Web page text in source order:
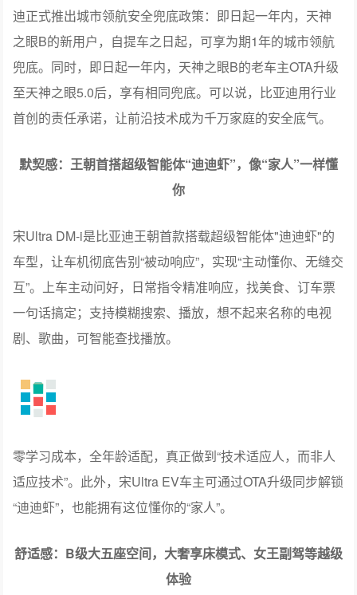
迪正式推出城市领航安全兜底政策：即日起一年内，天神
之眼B的新用户，自提车之日起，可享为期1年的城市领航
兜底。同时，即日起一年内，天神之眼B的老车主OTA升级
至天神之眼5.0后，享有相同兜底。可以说，比亚迪用行业
首创的责任承诺，让前沿技术成为千万家庭的安全底气。
默契感：王朝首搭超级智能体“迪迪虾”，像“家人”一样懂
你
宋Ultra DM-i是比亚迪王朝首款搭载超级智能体"迪迪虾"的
车型，让车机彻底告别“被动响应”，实现“主动懂你、无缝交
互”。上车主动问好，日常指令精准响应，找美食、订车票
一句话搞定；支持模糊搜索、播放，想不起来名称的电视
剧、歌曲，可智能查找播放。
零学习成本，全年龄适配，真正做到“技术适应人，而非人
适应技术”。此外，宋Ultra EV车主可通过OTA升级同步解锁
“迪迪虾”，也能拥有这位懂你的“家人”。
舒适感：B级大五座空间，大奢享床模式、女王副驾等越级
体验